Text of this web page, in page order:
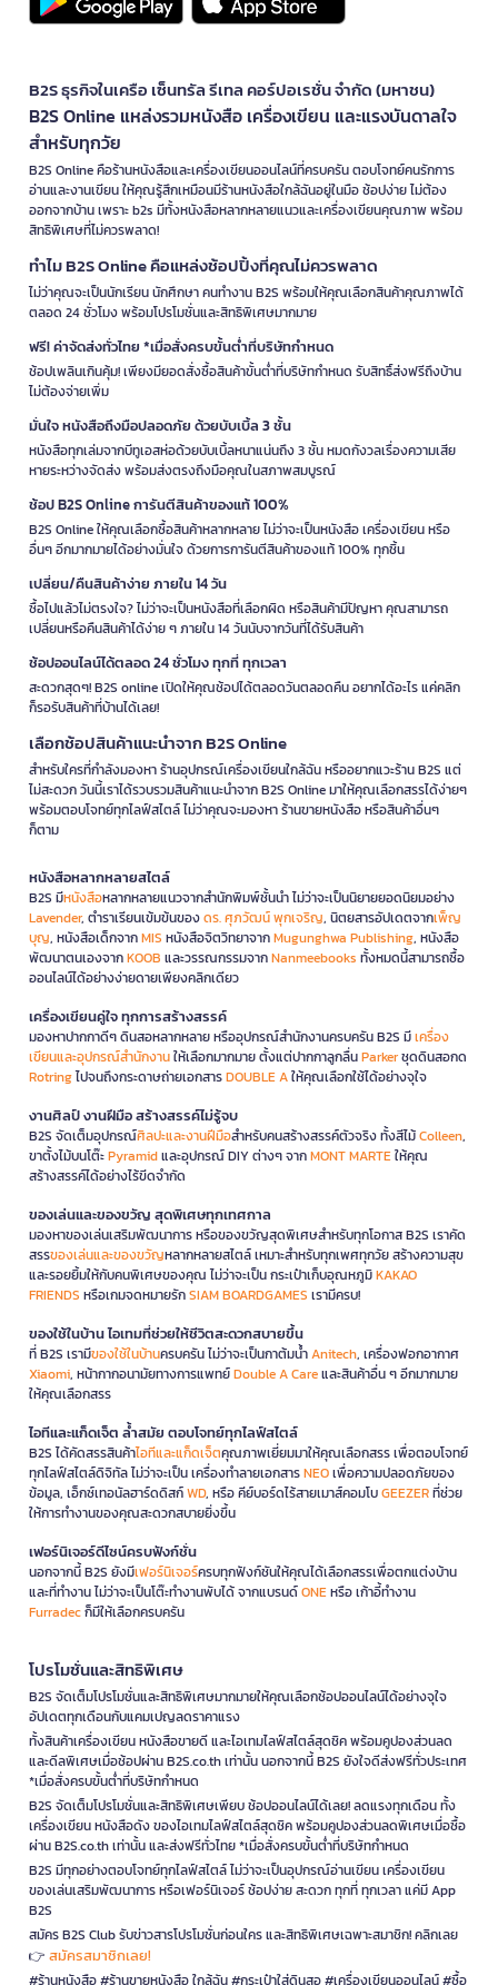
B2S ธุรกิจในเครือ เซ็นทรัล รีเทล คอร์ปอเรชั่น จำกัด (มหาชน)
B2S Online แหล่งรวมหนังสือ เครื่องเขียน และแรงบันดาลใจ
สำหรับทุกวัย
B2S Online คือร้านหนังสือและเครื่องเขียนออนไลน์ที่ครบครัน ตอบโจทย์คนรักการ
อ่านและงานเขียน ให้คุณรู้สึกเหมือนมีร้านหนังสือใกล้ฉันอยู่ในมือ ช้อปง่าย ไม่ต้อง
ออกจากบ้าน เพราะ b2s มีทั้งหนังสือหลากหลายแนวและเครื่องเขียนคุณภาพ พร้อม
สิทธิพิเศษที่ไม่ควรพลาด!
ทำไม B2S Online คือแหล่งช้อปปิ้งที่คุณไม่ควรพลาด
ไม่ว่าคุณจะเป็นนักเรียน นักศึกษา คนทำงาน B2S พร้อมให้คุณเลือกสินค้าคุณภาพได้
ตลอด 24 ชั่วโมง พร้อมโปรโมชั่นและสิทธิพิเศษมากมาย
ฟรี! ค่าจัดส่งทั่วไทย *เมื่อสั่งครบขั้นต่ำที่บริษัทกำหนด
ช้อปเพลินเกินคุ้ม! เพียงมียอดสั่งซื้อสินค้าขั้นต่ำที่บริษัทกำหนด รับสิทธิ์ส่งฟรีถึงบ้าน
ไม่ต้องจ่ายเพิ่ม
มั่นใจ หนังสือถึงมือปลอดภัย ด้วยบับเบิ้ล 3 ชั้น
หนังสือทุกเล่มจากบีทูเอสห่อด้วยบับเบิ้ลหนาแน่นถึง 3 ชั้น หมดกังวลเรื่องความเสีย
หายระหว่างจัดส่ง พร้อมส่งตรงถึงมือคุณในสภาพสมบูรณ์
ช้อป B2S Online การันตีสินค้าของแท้ 100%
B2S Online ให้คุณเลือกซื้อสินค้าหลากหลาย ไม่ว่าจะเป็นหนังสือ เครื่องเขียน หรือ
อื่นๆ อีกมากมายได้อย่างมั่นใจ ด้วยการการันตีสินค้าของแท้ 100% ทุกชิ้น
เปลี่ยน/คืนสินค้าง่าย ภายใน 14 วัน
ซื้อไปแล้วไม่ตรงใจ? ไม่ว่าจะเป็นหนังสือที่เลือกผิด หรือสินค้ามีปัญหา คุณสามารถ
เปลี่ยนหรือคืนสินค้าได้ง่าย ๆ ภายใน 14 วันนับจากวันที่ได้รับสินค้า
ช้อปออนไลน์ได้ตลอด 24 ชั่วโมง ทุกที่ ทุกเวลา
สะดวกสุดๆ! B2S online เปิดให้คุณช้อปได้ตลอดวันตลอดคืน อยากได้อะไร แค่คลิก
ก็รอรับสินค้าที่บ้านได้เลย!
เลือกช้อปสินค้าแนะนำจาก B2S Online
สำหรับใครที่กำลังมองหา ร้านอุปกรณ์เครื่องเขียนใกล้ฉัน หรืออยากแวะร้าน B2S แต่
ไม่สะดวก วันนี้เราได้รวบรวมสินค้าแนะนำจาก B2S Online มาให้คุณเลือกสรรได้ง่ายๆ
พร้อมตอบโจทย์ทุกไลฟ์สไตล์ ไม่ว่าคุณจะมองหา ร้านขายหนังสือ หรือสินค้าอื่นๆ
ก็ตาม
หนังสือหลากหลายสไตล์
B2S มีหนังสือหลากหลายแนวจากสำนักพิมพ์ชั้นนำ ไม่ว่าจะเป็นนิยายยอดนิยมอย่าง
Lavender, ตำราเรียนเข้มข้นของดร. ศุภวัฒน์ พุกเจริญ, นิตยสารอัปเดตจากเพ็ญ
บุญ, หนังสือเด็กจากMIS หนังสือจิตวิทยาจากMugunghwa Publishing, หนังสือ
พัฒนาตนเองจากKOOB และวรรณกรรมจากNanmeebooks ทั้งหมดนี้สามารถซื้อ
ออนไลน์ได้อย่างง่ายดายเพียงคลิกเดียว
เครื่องเขียนคู่ใจ ทุกการสร้างสรรค์
มองหาปากกาดีๆ ดินสอหลากหลาย หรืออุปกรณ์สำนักงานครบครัน B2S มีเครื่อง
เขียนและอุปกรณ์สำนักงานให้เลือกมากมาย ตั้งแต่ปากกาลูกลื่นParkerชุดดินสอกด
Rotringไปจนถึงกระดาษถ่ายเอกสารDOUBLE Aให้คุณเลือกใช้ได้อย่างจุใจ
งานศิลป์ งานฝีมือ สร้างสรรค์ไม่รู้จบ
B2S จัดเต็มอุปกรณ์ศิลปะและงานฝีมือสำหรับคนสร้างสรรค์ตัวจริง ทั้งสีไม้Colleen,
ขาตั้งไม้บนโต๊ะPyramidและอุปกรณ์ DIY ต่างๆ จากMONT MARTEให้คุณ
สร้างสรรค์ได้อย่างไร้ขีดจำกัด
ของเล่นและของขวัญ สุดพิเศษทุกเทศกาล
มองหาของเล่นเสริมพัฒนาการ หรือของขวัญสุดพิเศษสำหรับทุกโอกาส B2S เราคัด
สรรของเล่นและของขวัญหลากหลายสไตล์ เหมาะสำหรับทุกเพศทุกวัย สร้างความสุข
และรอยยิ้มให้กับคนพิเศษของคุณ ไม่ว่าจะเป็น กระเป๋าเก็บอุณหภูมิKAKAO
FRIENDS หรือเกมจดหมายรักSIAM BOARDGAMES เรามีครบ!
ของใช้ในบ้าน ไอเทมที่ช่วยให้ชีวิตสะดวกสบายขึ้น
ที่ B2S เรามีของใช้ในบ้านครบครัน ไม่ว่าจะเป็นกาต้มน้ำAnitech, เครื่องฟอกอากาศ
Xiaomi, หน้ากากอนามัยทางการแพทย์Double A Careและสินค้าอื่น ๆ อีกมากมาย
ให้คุณเลือกสรร
ไอทีและแก็ดเจ็ต ล้ำสมัย ตอบโจทย์ทุกไลฟ์สไตล์
B2S ได้คัดสรรสินค้าไอทีและแก็ดเจ็ตคุณภาพเยี่ยมมาให้คุณเลือกสรร เพื่อตอบโจทย์
ทุกไลฟ์สไตล์ดิจิทัล ไม่ว่าจะเป็น เครื่องทำลายเอกสารNEOเพื่อความปลอดภัยของ
ข้อมูล, เอ็กซ์เทอนัลฮาร์ดดิสก์WD, หรือ คีย์บอร์ดไร้สายเมาส์คอมโบGEEZERที่ช่วย
ให้การทำงานของคุณสะดวกสบายยิ่งขึ้น
เฟอร์นิเจอร์ดีไซน์ครบฟังก์ชั่น
นอกจากนี้ B2S ยังมีเฟอร์นิเจอร์ครบทุกฟังก์ชันให้คุณได้เลือกสรรเพื่อตกแต่งบ้าน
และที่ทำงาน ไม่ว่าจะเป็นโต๊ะทำงานพับได้ จากแบรนด์ONEหรือ เก้าอี้ทำงาน
Furradecก็มีให้เลือกครบครัน
โปรโมชั่นและสิทธิพิเศษ
B2S จัดเต็มโปรโมชั่นและสิทธิพิเศษมากมายให้คุณเลือกช้อปออนไลน์ได้อย่างจุใจ
อัปเดตทุกเดือนกับแคมเปญลดราคาแรง
ทั้งสินค้าเครื่องเขียน หนังสือขายดี และไอเทมไลฟ์สไตล์สุดชิค พร้อมคูปองส่วนลด
และดีลพิเศษเมื่อช้อปผ่าน B2S.co.th เท่านั้น นอกจากนี้ B2S ยังใจดีส่งฟรีทั่วประเทศ
*เมื่อสั่งครบขั้นต่ำที่บริษัทกำหนด
B2S จัดเต็มโปรโมชั่นและสิทธิพิเศษเพียบ ช้อปออนไลน์ได้เลย! ลดแรงทุกเดือน ทั้ง
เครื่องเขียน หนังสือดัง ของไอเทมไลฟ์สไตล์สุดชิค พร้อมคูปองส่วนลดพิเศษเมื่อซื้อ
ผ่าน B2S.co.th เท่านั้น และส่งฟรีทั่วไทย *เมื่อสั่งครบขั้นต่ำที่บริษัทกำหนด
B2S มีทุกอย่างตอบโจทย์ทุกไลฟ์สไตล์ ไม่ว่าจะเป็นอุปกรณ์อ่านเขียน เครื่องเขียน
ของเล่นเสริมพัฒนาการ หรือเฟอร์นิเจอร์ ช้อปง่าย สะดวก ทุกที่ ทุกเวลา แค่มี App
B2S
สมัคร B2S Club รับข่าวสารโปรโมชั่นก่อนใคร และสิทธิพิเศษเฉพาะสมาชิก! คลิกเลย
👉 สมัครสมาชิกเลย!
#ร้านหนังสือ #ร้านขายหนังสือ ใกล้ฉัน #กระเป๋าใส่ดินสอ #เครื่องเขียนออนไลน์ #ซื้อ